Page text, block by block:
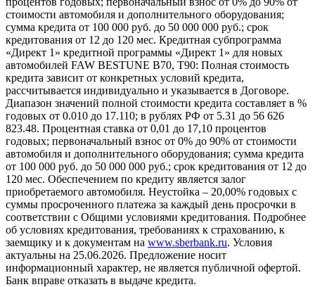
стоимости автомобиля и дополнительного оборудования;
сумма кредита от 100 000 руб. до 50 000 000 руб.; срок
кредитования от 12 до 120 мес. Кредитная субпрограмма
«Директ 1» кредитной программы «Директ 1» для новых
автомобилей FAW BESTUNE B70, T90: Полная стоимость
кредита зависит от конкретных условий кредита,
рассчитывается индивидуально и указывается в Договоре.
Диапазон значений полной стоимости кредита составляет в %
годовых от 0.010 до 17.110; в рублях РФ от 5.31 до 56 626
823.48. Процентная ставка от 0,01 до 17,10 процентов
годовых; первоначальный взнос от 0% до 90% от стоимости
автомобиля и дополнительного оборудования; сумма кредита
от 100 000 руб. до 50 000 000 руб.; срок кредитования от 12 до
120 мес. Обеспечением по кредиту является залог
приобретаемого автомобиля. Неустойка – 20,00% годовых с
суммы просроченного платежа за каждый день просрочки в
соответствии с Общими условиями кредитования. Подробнее
об условиях кредитования, требованиях к страхованию, к
заемщику и к документам на www.sberbank.ru. Условия
актуальны на 25.06.2026. Предложение носит
информационный характер, не является публичной офертой.
Банк вправе отказать в выдаче кредита.